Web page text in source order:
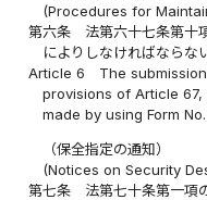
(Procedures for
第六条
法第六十七条第十
によりしなければならな
Article 6
The
provisions of Article
made by using Form No.
（保全指定の通知）
(Notices on Security
第七条
法第七十条第一項